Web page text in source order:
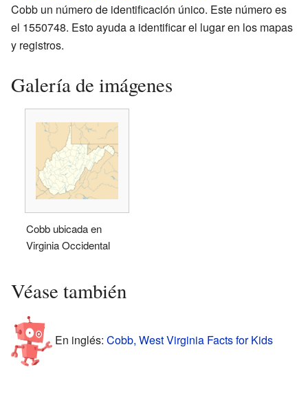
Cobb un número de identificación único. Este número es
el 1550748. Esto ayuda a identificar el lugar en los mapas
y registros.
Galería de imágenes
Cobb ubicada en
Virginia Occidental
Véase también
En inglés: Cobb, West Virginia Facts for Kids